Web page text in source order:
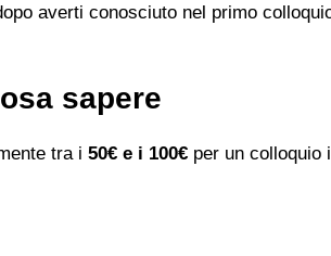
averti conosciuto nel primo
sapere
tra i 50€ e i 100€ per un colloquio